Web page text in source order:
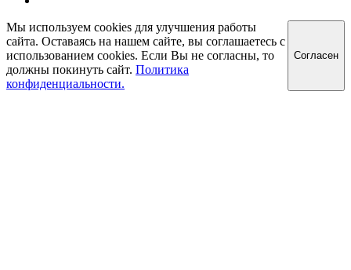
Мы используем cookies для улучшения работы
сайта. Оставаясь на нашем сайте, вы соглашаетесь с
использованием cookies. Если Вы не согласны, то
должны покинуть сайт. Политика
конфиденциальности.
Cогласен